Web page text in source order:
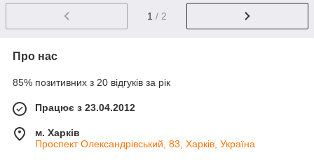
1 / 2
Про нас
85% позитивних з 20 відгуків за рік
Працює з 23.04.2012
м. Харків
Проспект Олександрівський, 83, Харків, Україна